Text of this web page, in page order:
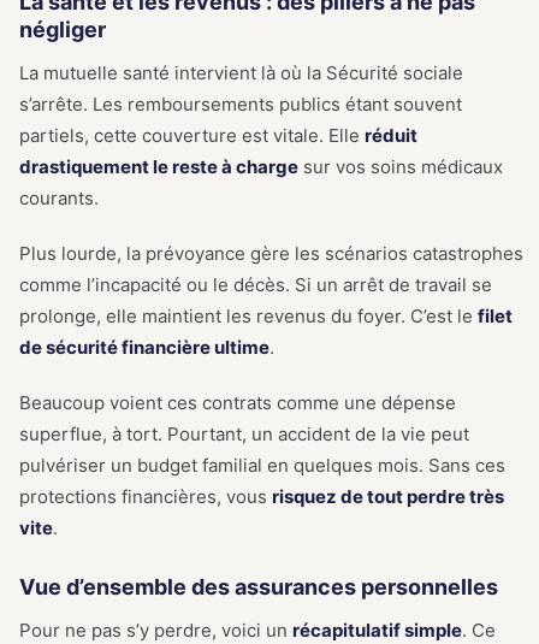
négliger
La mutuelle santé intervient là où la Sécurité sociale
s’arrête. Les remboursements publics étant souvent
partiels, cette couverture est vitale. Elle réduit
drastiquement le reste à charge sur vos soins médicaux
courants.
Plus lourde, la prévoyance gère les scénarios catastrophes
comme l’incapacité ou le décès. Si un arrêt de travail se
prolonge, elle maintient les revenus du foyer. C’est le filet
de sécurité financière ultime.
Beaucoup voient ces contrats comme une dépense
superflue, à tort. Pourtant, un accident de la vie peut
pulvériser un budget familial en quelques mois. Sans ces
protections financières, vous risquez de tout perdre très
vite.
Vue d’ensemble des assurances personnelles
Pour ne pas s’y perdre, voici un récapitulatif simple. Ce